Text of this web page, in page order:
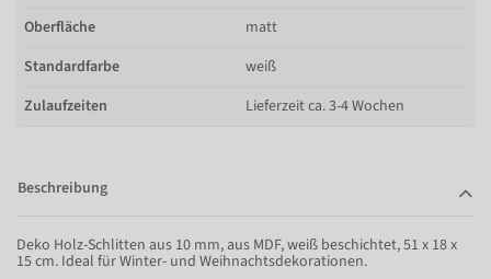
Oberfläche
matt
Standardfarbe
weiß
Zulaufzeiten
Lieferzeit ca. 3-4 Wochen
Beschreibung
Deko Holz-Schlitten aus 10 mm, aus MDF, weiß beschichtet, 51 x 18 x
15 cm. Ideal für Winter- und Weihnachtsdekorationen.